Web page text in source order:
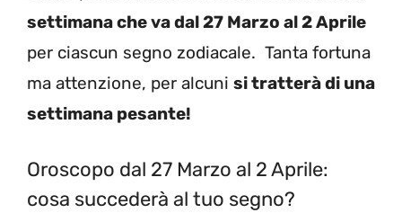
settimana che va dal 27 Marzo al 2 Aprile
per ciascun segno zodiacale. Tanta fortuna
ma attenzione, per alcuni si tratterà di una
settimana pesante!
Oroscopo dal 27 Marzo al 2 Aprile:
cosa succederà al tuo segno?